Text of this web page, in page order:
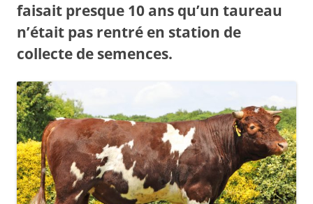
faisait presque 10 ans qu’un taureau
n’était pas rentré en station de
collecte de semences.